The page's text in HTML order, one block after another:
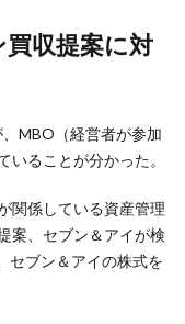
MBO（経営者が参加
ることが分かった。
関係している資産管理
案、セブン＆アイが検
セブン＆アイの株式を